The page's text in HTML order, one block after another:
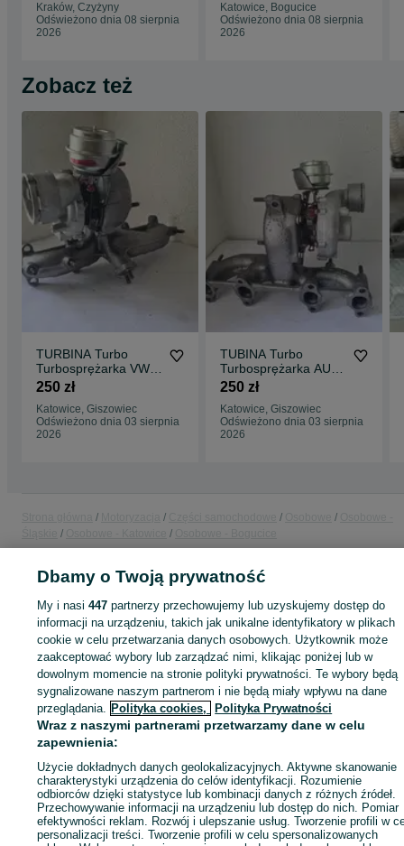
Kraków, Czyżyny
Odświeżono dnia 08 sierpnia
2026
Katowice, Bogucice
Odświeżono dnia 08 sierpnia
2026
Zobacz też
TURBINA Turbo
Turbosprężarka VW
Golf IV Bora AUDI A3
1.9 TDI 150KM ARL
250 zł
Katowice, Giszowiec
Odświeżono dnia 03 sierpnia
2026
TUBINA Turbo
Turbosprężarka AUDI
A3 Golf Bora Toledo
1.9 TDI 130KM ASZ
250 zł
Katowice, Giszowiec
Odświeżono dnia 03 sierpnia
2026
KATEGORIA
ID:1065868283 Wyświetlenia:
Zadzwoń / SMS Wyślij wiadomość
Dbamy o Twoją prywatność
My i nasi447 partnerzy przechowujemy lub uzyskujemy dostęp do
informacji na urządzeniu, takich jak unikalne identyfikatory w plikach
cookie w celu przetwarzania danych osobowych. Użytkownik może
zaakceptować wybory lub zarządzać nimi, klikając poniżej lub w
dowolnym momencie na stronie polityki prywatności. Te wybory będą
sygnalizowane naszym partnerom i nie będą miały wpływu na dane
przeglądania. Polityka cookies, Polityka Prywatności
Wraz z naszymi partnerami przetwarzamy dane w celu
zapewnienia:
Użycie dokładnych danych geolokalizacyjnych. Aktywne skanowanie
charakterystyki urządzenia do celów identyfikacji. Rozumienie
odbiorców dzięki statystyce lub kombinacji danych z różnych źródeł.
Przechowywanie informacji na urządzeniu lub dostęp do nich. Pomiar
efektywności reklam. Rozwój i ulepszanie usług. Tworzenie profili w
personalizacji treści. Tworzenie profili w celu spersonalizowanych